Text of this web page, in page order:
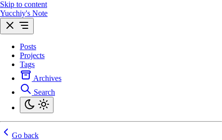
Skip to content
Yucchiy's Note
Posts
Projects
Tags
Archives
Search
Go back